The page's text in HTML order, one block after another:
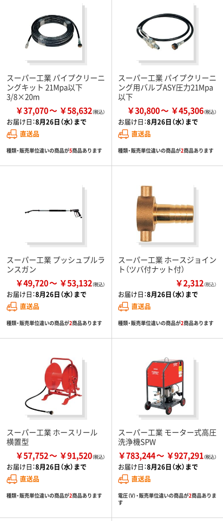
スーパー工業 パイプクリーニ
ングキット 21Mpa以下
3/8×20m
￥37,070 ￥58,632
お届け日：8月26日（水）まで
直送品
種類・販売単位違いの商品が5商品あります
スーパー工業 パイプクリーニ
ング用バルブASY圧力21Mpa
以下
￥30,800 ￥45,306
お届け日：8月26日（水）まで
直送品
種類・販売単位違いの商品が2商品あります
スーパー工業 プッシュプルラ
ンスガン
￥49,720 ￥53,132
お届け日：8月26日（水）まで
直送品
種類・販売単位違いの商品が2商品あります
スーパー工業 ホースジョイン
ト（ツバ付ナット付）
￥2,312（税込）
お届け日：8月26日（水）まで
直送品
種類・販売単位違いの商品が2商品あります
スーパー工業 ホースリール
横置型
￥57,752 ￥91,520
お届け日：8月26日（水）まで
直送品
種類・販売単位違いの商品が2商品あります
スーパー工業 モーター式高圧
洗浄機SPW
￥783,244 ￥927,291
お届け日：8月26日（水）まで
直送品
電圧（V）・販売単位違いの商品が2商品ありま
す